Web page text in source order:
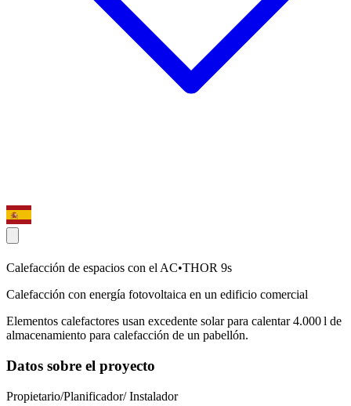
Calefacción de espacios con el AC•THOR 9s
Calefacción con energía fotovoltaica en un edificio comercial
Elementos calefactores usan excedente solar para calentar 4.000 l de
almacenamiento para calefacción de un pabellón.
Datos sobre el proyecto
Propietario/Planificador/ Instalador